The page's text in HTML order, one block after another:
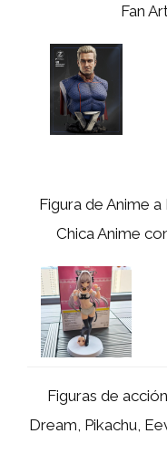
Fan
Figura de Anime
Chica Anime
Figuras de
Dream, Pikachu,